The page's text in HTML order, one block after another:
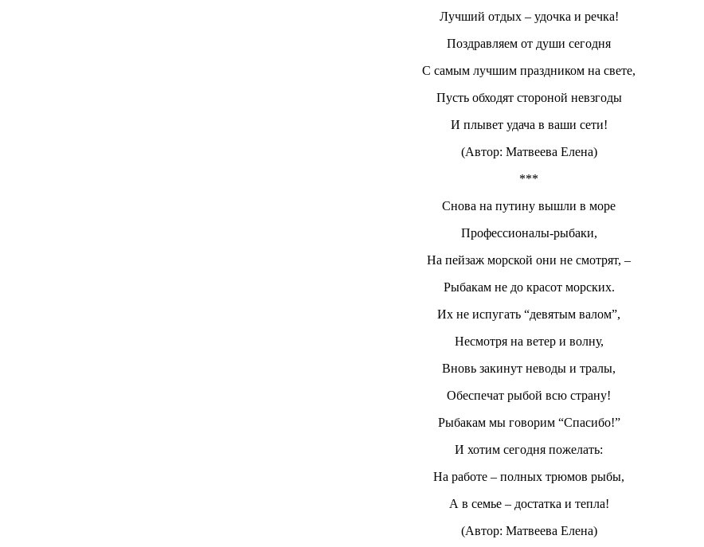
Лучший отдых – удочка и речка!
Поздравляем от души сегодня
С самым лучшим праздником на свете,
Пусть обходят стороной невзгоды
И плывет удача в ваши сети!
(Автор: Матвеева Елена)
***
Снова на путину вышли в море
Профессионалы-рыбаки,
На пейзаж морской они не смотрят, –
Рыбакам не до красот морских.
Их не испугать “девятым валом”,
Несмотря на ветер и волну,
Вновь закинут неводы и тралы,
Обеспечат рыбой всю страну!
Рыбакам мы говорим “Спасибо!”
И хотим сегодня пожелать:
На работе – полных трюмов рыбы,
А в семье – достатка и тепла!
(Автор: Матвеева Елена)